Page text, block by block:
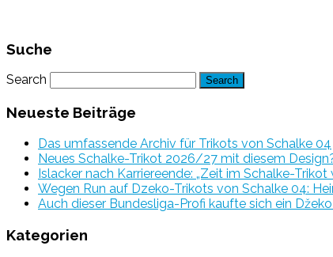
Suche
Search
Neueste Beiträge
Das umfassende Archiv für Trikots von Schalke 04
Neues Schalke-Trikot 2026/27 mit diesem
Islacker nach Karriereende: „Zeit im Schalke-
Wegen Run auf Dzeko-Trikots von Schalke 04:
Auch dieser Bundesliga-Profi kaufte sich ein
Kategorien